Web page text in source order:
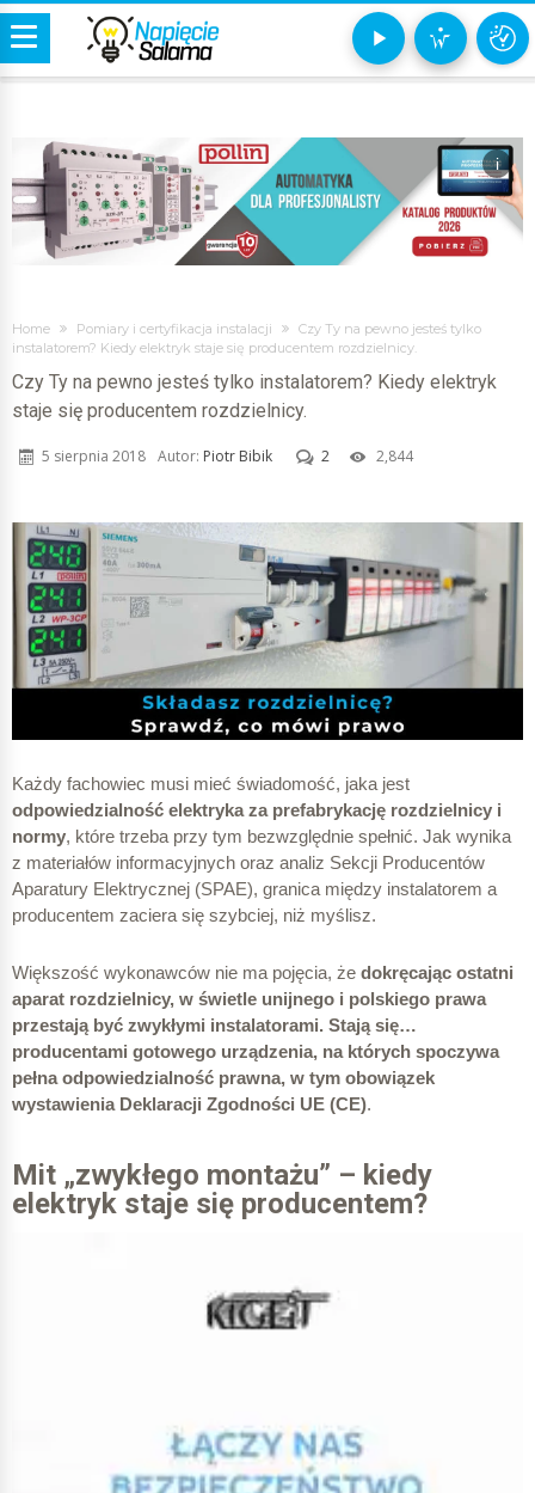
i
Home Pomiary i certyfikacja instalacji
Czy Ty na pewno jesteś tylko
instalatorem? Kiedy elektryk staje się producentem rozdzielnicy.
Czy Ty na pewno jesteś tylko instalatorem? Kiedy elektryk
staje się producentem rozdzielnicy.
Autor: Piotr Bibik
5 sierpnia 2018 2 2,844
Każdy fachowiec musi mieć świadomość, jaka jest
odpowiedzialność elektryka za prefabrykację rozdzielnicy i
normy, które trzeba przy tym bezwzględnie spełnić. Jak wynika
z materiałów informacyjnych oraz analiz Sekcji Producentów
Aparatury Elektrycznej (SPAE), granica między instalatorem a
producentem zaciera się szybciej, niż myślisz.
Większość wykonawców nie ma pojęcia, że dokręcając ostatni
aparat rozdzielnicy, w świetle unijnego i polskiego prawa
przestają być zwykłymi instalatorami. Stają się…
producentami gotowego urządzenia, na których spoczywa
pełna odpowiedzialność prawna, w tym obowiązek
wystawienia Deklaracji Zgodności UE (CE).
Mit „zwykłego montażu” – kiedy
elektryk staje się producentem?